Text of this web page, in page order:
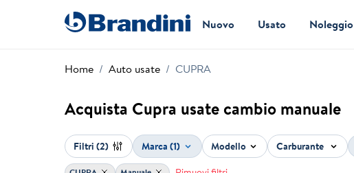
Nuovo Usato Noleggio
Home Auto usate CUPRA
Acquista Cupra usate cambio manuale
Filtri(2) Marca (1) Modello Carburante